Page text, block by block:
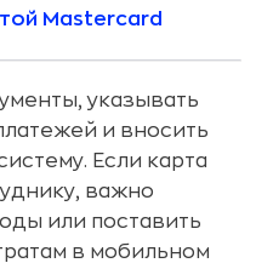
Mastercard
указывать
и вносить
Если карта
важно
или поставить
в мобильном